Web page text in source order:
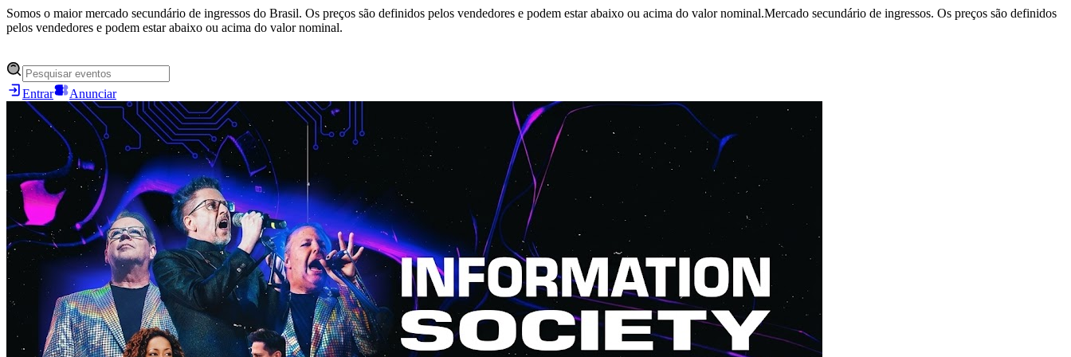
Somos o maior mercado secundário de ingressos do Brasil. Os preços são definidos pelos vendedores e podem estar abaixo ou acima do valor nominal.Mercado secundário de ingressos. Os preços são definidos
pelos vendedores e podem estar abaixo ou acima do valor nominal.
Entrar Anunciar